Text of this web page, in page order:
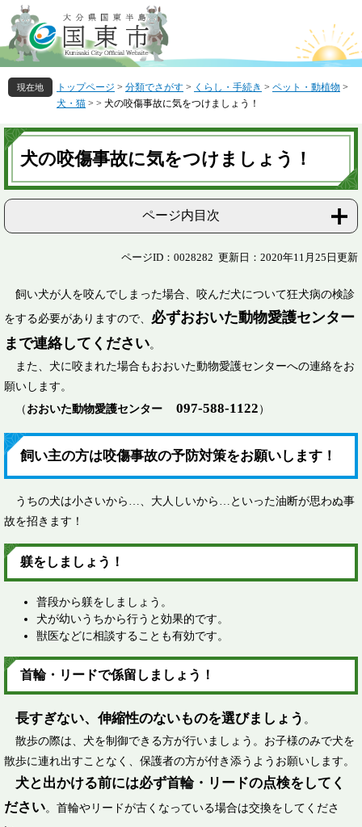
ー
ジ
の
先
頭
す
。
ニ
ュ
ー
を
飛
し
て
トップページ > 分類でさがす > くらし・手続き > ペット・動植物 >
犬・猫 > > 犬の咬傷事故に気をつけましょう！
本
文
犬の咬傷事故に気をつけましょう！
ページ内目次
ページID：0028282 更新日：2020年11月25日更新
飼い犬が人を咬んでしまった場合、咬んだ犬について狂犬病の検診
をする必要がありますので、 必ずおおいた動物愛護センター
まで連絡してください。
また、犬に咬まれた場合もおおいた動物愛護センターへの連絡をお
願いします。
（ おおいた動物愛護センター 097-588-1122 ）
飼い主の方は咬傷事故の予防対策をお願いします！
うちの犬は小さいから…、大人しいから…といった油断が思わぬ事
故を招きます！
躾をしましょう！
普段から躾をしましょう。
犬が幼いうちから行うと効果的です。
獣医などに相談することも有効です。
首輪・リードで係留しましょう！
長すぎない、伸縮性のないものを選びましょう 。
散歩の際は、犬を制御できる方が行いましょう。お子様のみで犬を
散歩に連れ出すことなく、保護者の方が付き添うようお願いします。
犬と出かける前には必ず首輪・リードの点検をしてく
ださい。首輪やリードが古くなっている場合は交換をしてくださ